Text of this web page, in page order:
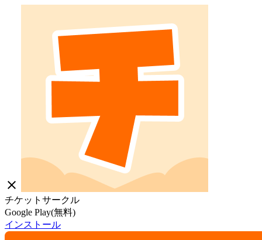
close
チケットサークル
Google Play(無料)
インストール